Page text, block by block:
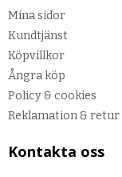
Mina sidor
Kundtjänst
Köpvillkor
Ångra köp
Policy & cookies
Reklamation & retur
Kontakta oss